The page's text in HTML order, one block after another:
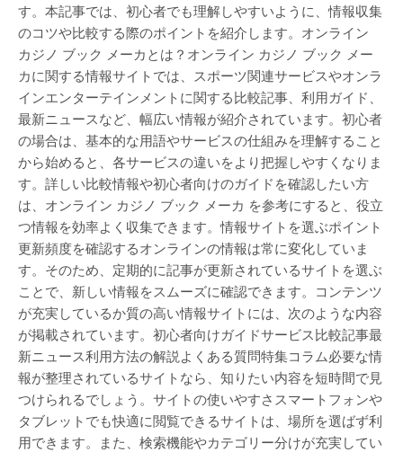
す。本記事では、初心者でも理解しやすいように、情報収集
のコツや比較する際のポイントを紹介します。オンライン
カジノ ブック メーカとは？オンライン カジノ ブック メー
カに関する情報サイトでは、スポーツ関連サービスやオンラ
インエンターテインメントに関する比較記事、利用ガイド、
最新ニュースなど、幅広い情報が紹介されています。初心者
の場合は、基本的な用語やサービスの仕組みを理解すること
から始めると、各サービスの違いをより把握しやすくなりま
す。詳しい比較情報や初心者向けのガイドを確認したい方
は、オンライン カジノ ブック メーカ を参考にすると、役立
つ情報を効率よく収集できます。情報サイトを選ぶポイント
更新頻度を確認するオンラインの情報は常に変化していま
す。そのため、定期的に記事が更新されているサイトを選ぶ
ことで、新しい情報をスムーズに確認できます。コンテンツ
が充実しているか質の高い情報サイトには、次のような内容
が掲載されています。初心者向けガイドサービス比較記事最
新ニュース利用方法の解説よくある質問特集コラム必要な情
報が整理されているサイトなら、知りたい内容を短時間で見
つけられるでしょう。サイトの使いやすさスマートフォンや
タブレットでも快適に閲覧できるサイトは、場所を選ばず利
用できます。また、検索機能やカテゴリー分けが充実してい